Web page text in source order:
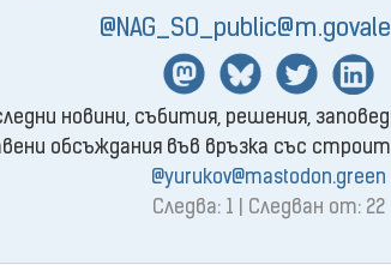
MastodonBlueSkyTwitter
новини, събития, решения,
обсъждания във връзка със
@yurukov@mastodon.green
Следва: 1 | Следван от: 22